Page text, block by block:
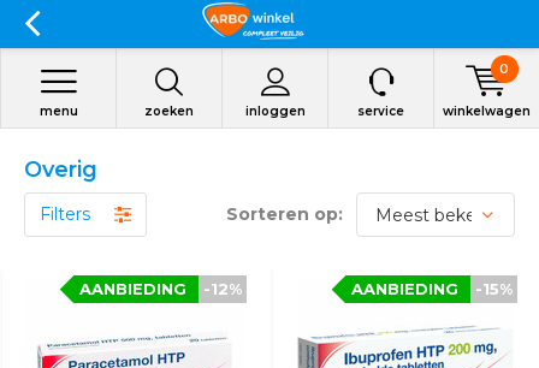
zoeken inloggen
menu service winkelwagen
0
Overig
Filters Sorteren op:
-12%
AANBIEDING -15%
AANBIEDING